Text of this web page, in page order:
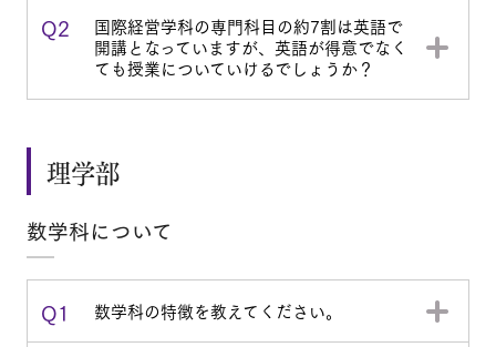
Q2 国際経営学科の専門科目の約7割は英語で
開講となっていますが、英語が得意でなく
ても授業についていけるでしょうか？
理学部
数学科について
Q1 数学科の特徴を教えてください。